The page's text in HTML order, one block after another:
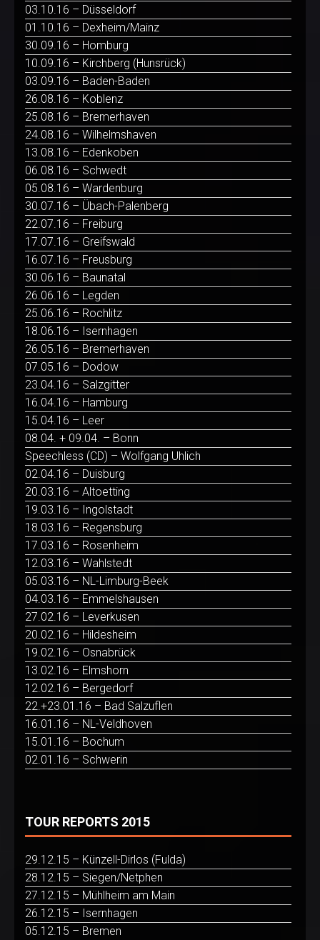
03.10.16 – Düsseldorf
01.10.16 – Dexheim/Mainz
30.09.16 – Homburg
10.09.16 – Kirchberg (Hunsrück)
03.09.16 – Baden-Baden
26.08.16 – Koblenz
25.08.16 – Bremerhaven
24.08.16 – Wilhelmshaven
13.08.16 – Edenkoben
06.08.16 – Schwedt
05.08.16 – Wardenburg
30.07.16 – Übach-Palenberg
22.07.16 – Freiburg
17.07.16 – Greifswald
16.07.16 – Freusburg
30.06.16 – Baunatal
26.06.16 – Legden
25.06.16 – Rochlitz
18.06.16 – Isernhagen
26.05.16 – Bremerhaven
07.05.16 – Dodow
23.04.16 – Salzgitter
16.04.16 – Hamburg
15.04.16 – Leer
08.04. + 09.04. – Bonn
Speechless (CD) – Wolfgang Uhlich
02.04.16 – Duisburg
20.03.16 – Altoetting
19.03.16 – Ingolstadt
18.03.16 – Regensburg
17.03.16 – Rosenheim
12.03.16 – Wahlstedt
05.03.16 – NL-Limburg-Beek
04.03.16 – Emmelshausen
27.02.16 – Leverkusen
20.02.16 – Hildesheim
19.02.16 – Osnabrück
13.02.16 – Elmshorn
12.02.16 – Bergedorf
22.+23.01.16 – Bad Salzuflen
16.01.16 – NL-Veldhoven
15.01.16 – Bochum
02.01.16 – Schwerin
TOUR REPORTS 2015
29.12.15 – Künzell-Dirlos (Fulda)
28.12.15 – Siegen/Netphen
27.12.15 – Mühlheim am Main
26.12.15 – Isernhagen
05.12.15 – Bremen